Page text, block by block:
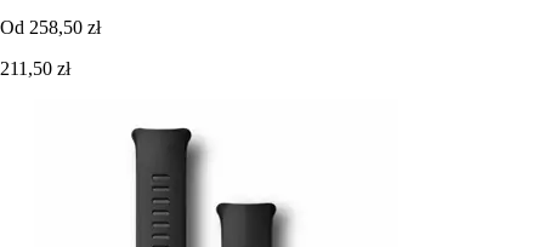
Od 258,50 zł
211,50 zł